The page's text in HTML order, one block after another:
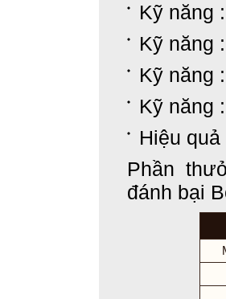
Kỹ năng
Kỹ năng
Kỹ năng
Kỹ năng
Hiệu
Phần
đánh bại